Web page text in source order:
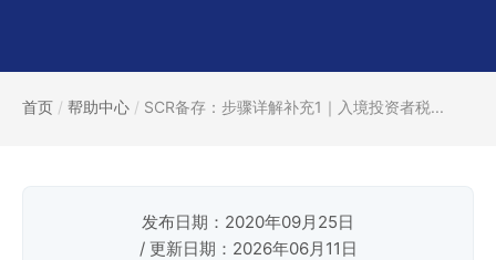
首页 / 帮助中心 / SCR备存：步骤详解补充1｜入境投资者税...
发布日期：2020年09月25日
/ 更新日期：2026年06月11日